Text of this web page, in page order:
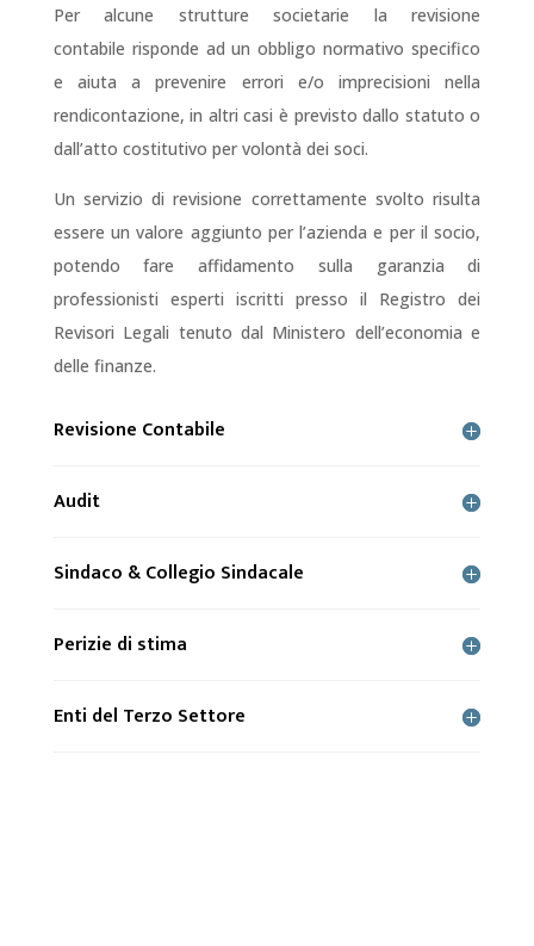
Per alcune strutture societarie la revisione
contabile risponde ad un obbligo normativo specifico
e aiuta a prevenire errori e/o imprecisioni nella
rendicontazione, in altri casi è previsto dallo statuto o
dall’atto costitutivo per volontà dei soci.
Un servizio di revisione correttamente svolto risulta
essere un valore aggiunto per l’azienda e per il socio,
potendo fare affidamento sulla garanzia di
professionisti esperti iscritti presso il Registro dei
Revisori Legali tenuto dal Ministero dell’economia e
delle finanze.
Revisione Contabile
Audit
Sindaco & Collegio Sindacale
Perizie di stima
Enti del Terzo Settore